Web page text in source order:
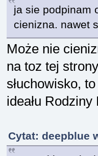
ja sie podpinam
cienizna. nawet
Może nie
na toz tej
słuchowisko,
ideału
Cytat: deepblue